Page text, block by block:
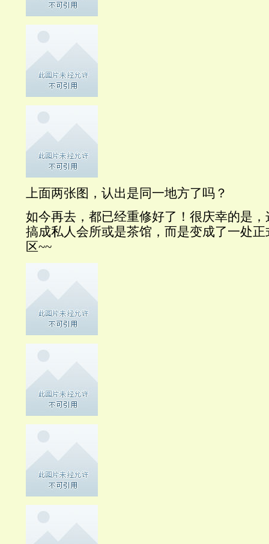
上面两张图，认出是同一地方了吗？
如今再去，都已经重修好了！很庆幸的是
搞成私人会所或是茶馆，而是变成了一处
区~~